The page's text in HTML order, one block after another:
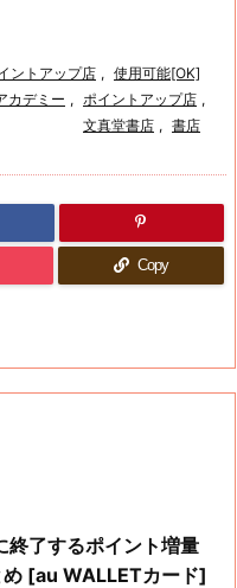
ントアップ店 , 使用可能[OK]
カデミー , ポイントアップ店 ,
文真堂書店 , 書店
Copy
了するポイント増量
め [au WALLETカード]